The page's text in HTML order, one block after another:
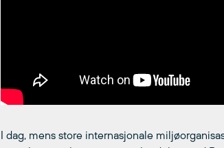
I dag, mens store internasjonale